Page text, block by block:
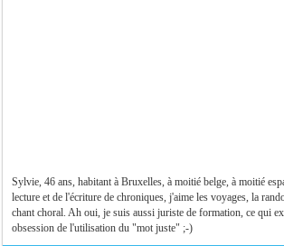
Sylvie, 46 ans, habitant à Bruxelles, à moitié belge, à moitié
lecture et de l'écriture de chroniques, j'aime les voyages, la
chant choral. Ah oui, je suis aussi juriste de formation, ce qui
obsession de l'utilisation du "mot juste" ;-)